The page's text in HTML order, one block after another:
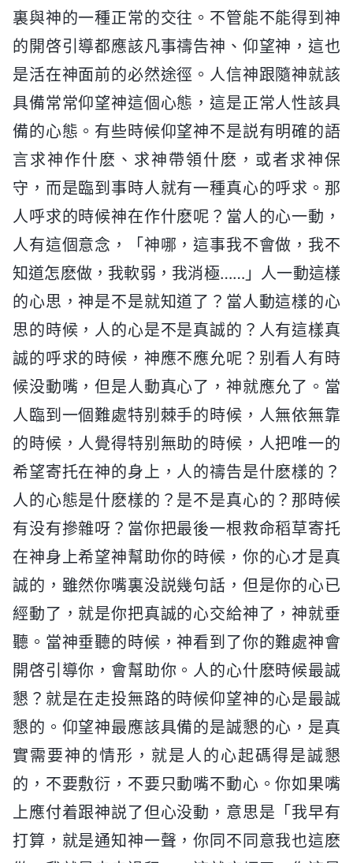
裏與神的一種正常的交往。不管能不能得到神
的開啓引導都應該凡事禱告神、仰望神，這也
是活在神面前的必然途徑。人信神跟隨神就該
具備常常仰望神這個心態，這是正常人性該具
備的心態。有些時候仰望神不是説有明確的語
言求神作什麽、求神帶領什麽，或者求神保
守，而是臨到事時人就有一種真心的呼求。那
人呼求的時候神在作什麽呢？當人的心一動，
人有這個意念，「神哪，這事我不會做，我不
知道怎麽做，我軟弱，我消極……」人一動這樣
的心思，神是不是就知道了？當人動這樣的心
思的時候，人的心是不是真誠的？人有這樣真
誠的呼求的時候，神應不應允呢？别看人有時
候没動嘴，但是人動真心了，神就應允了。當
人臨到一個難處特别棘手的時候，人無依無靠
的時候，人覺得特别無助的時候，人把唯一的
希望寄托在神的身上，人的禱告是什麽樣的？
人的心態是什麽樣的？是不是真心的？那時候
有没有摻雜呀？當你把最後一根救命稻草寄托
在神身上希望神幫助你的時候，你的心才是真
誠的，雖然你嘴裏没説幾句話，但是你的心已
經動了，就是你把真誠的心交給神了，神就垂
聽。當神垂聽的時候，神看到了你的難處神會
開啓引導你，會幫助你。人的心什麽時候最誠
懇？就是在走投無路的時候仰望神的心是最誠
懇的。仰望神最應該具備的是誠懇的心，是真
實需要神的情形，就是人的心起碼得是誠懇
的，不要敷衍，不要只動嘴不動心。你如果嘴
上應付着跟神説了但心没動，意思是「我早有
打算，就是通知神一聲，你同不同意我也這麽